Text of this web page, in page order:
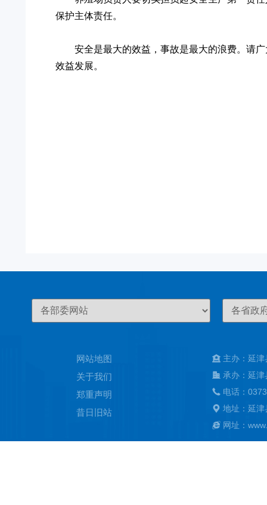
保护主体责任。
安全是最大的效益，事故是最大的浪费。请
效益发展。
网站地图
关于我们
郑重声明
昔日旧站
主办：延
承办：延
电话：
地址：延
网址：